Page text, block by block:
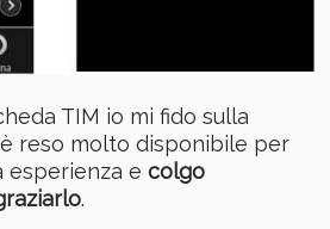
TIM io mi fido sulla
reso molto disponibile per
esperienza e colgo
.